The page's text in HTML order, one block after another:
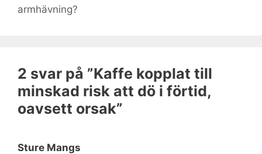
armhävning?
2 svar på ”Kaffe kopplat till
minskad risk att dö i förtid,
oavsett orsak”
Sture Mangs